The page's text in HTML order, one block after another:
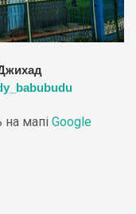
мапі Google